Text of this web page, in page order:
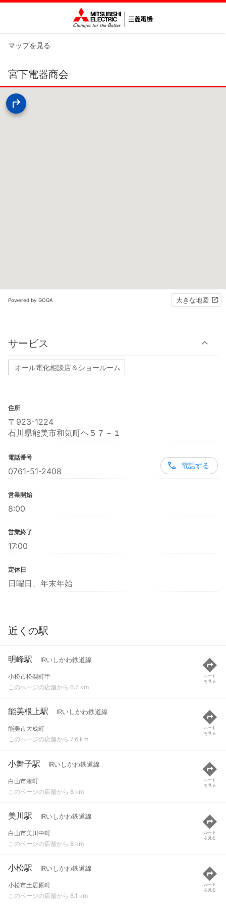
マップを見る
宮下電器商会
Powered by GOGA 大きな地図
サービス
オール電化相談店＆ショールーム
住所
〒923-1224
石川県能美市和気町ヘ５７－１
電話番号
0761-51-2408
電話する
営業開始
8:00
営業終了
17:00
定休日
日曜日、年末年始
近くの駅
明峰駅 IRいしかわ鉄道線
小松市松梨町甲
このページの店舗から 6.7 km
ルート
を見る
能美根上駅 IRいしかわ鉄道線
能美市大成町
このページの店舗から 7.6 km
ルート
を見る
小舞子駅 IRいしかわ鉄道線
白山市湊町
このページの店舗から 8 km
ルート
を見る
美川駅 IRいしかわ鉄道線
白山市美川中町
このページの店舗から 8 km
ルート
を見る
小松駅 IRいしかわ鉄道線
小松市土居原町
このページの店舗から 8.1 km
ルート
を見る